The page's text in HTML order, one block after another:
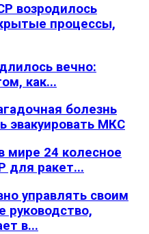
возродилось
процессы,
вечно:
как...
болезнь
эвакуировать МКС
мире 24 колесное
для ракет...
управлять своим
руководство,
в...